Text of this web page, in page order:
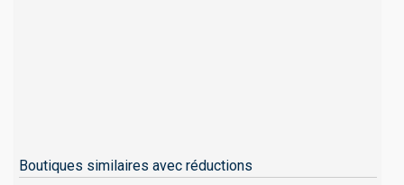
Boutiques similaires avec réductions